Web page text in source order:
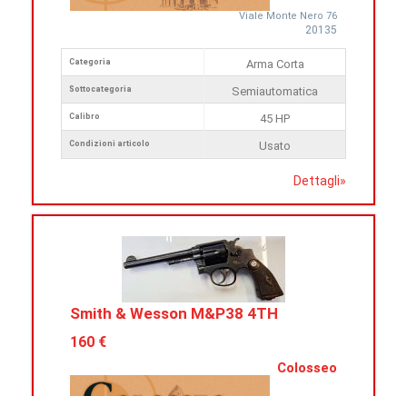
Viale Monte Nero 76
20135
Categoria
Sottocategoria
Calibro
Condizioni articolo
Arma Corta
Semiautomatica
45 HP
Usato
Dettagli»
Smith & Wesson M&P38 4TH
160 €
Colosseo